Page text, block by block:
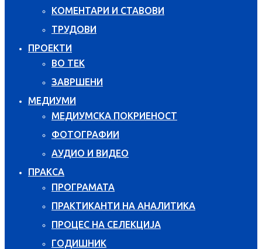
КОМЕНТАРИ И СТАВОВИ
ТРУДОВИ
ПРОЕКТИ
ВО ТЕК
ЗАВРШЕНИ
МЕДИУМИ
МЕДИУМСКА ПОКРИЕНОСТ
ФОТОГРАФИИ
АУДИО И ВИДЕО
ПРАКСА
ПРОГРАМАТА
ПРАКТИКАНТИ НА АНАЛИТИКА
ПРОЦЕС НА СЕЛЕКЦИЈА
ГОДИШНИК